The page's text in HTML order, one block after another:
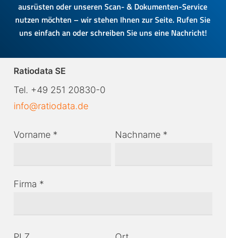
ausrüsten oder unseren Scan- & Dokumenten-Service
nutzen möchten – wir stehen Ihnen zur Seite. Rufen Sie
uns einfach an oder schreiben Sie uns eine Nachricht!
Ratiodata SE
Tel. +49 251 20830-0
info@ratiodata.de
Vorname * Nachname *
Firma *